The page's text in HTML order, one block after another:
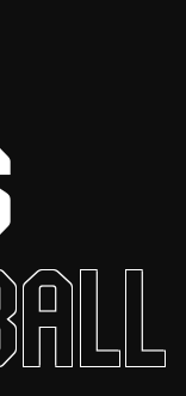
ON RECRUTE
Contact
Partenaires